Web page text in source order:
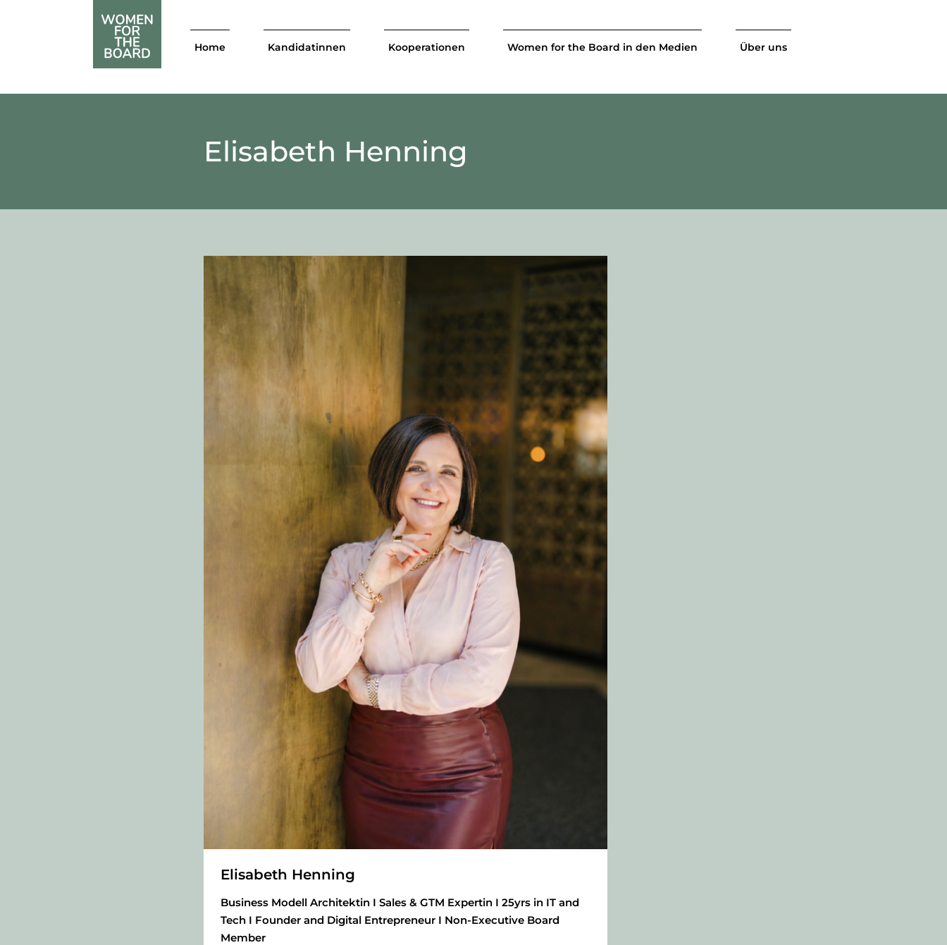
Home Kandidatinnen Kooperationen Women for the Board in den Medien Über uns
Elisabeth Henning
Elisabeth Henning
Business Modell Architektin I Sales & GTM Expertin I 25yrs in IT and
Tech I Founder and Digital Entrepreneur I Non-Executive Board
Member